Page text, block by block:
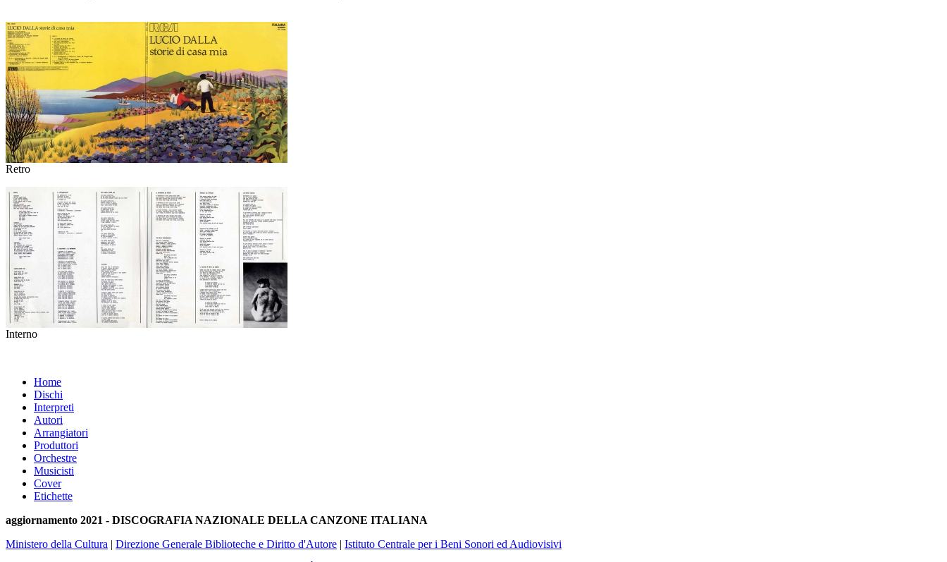
Retro
Interno
Home
Dischi
Interpreti
Autori
Arrangiatori
Produttori
Orchestre
Musicisti
Cover
Etichette
aggiornamento 2021 - DISCOGRAFIA NAZIONALE DELLA CANZONE ITALIANA
Ministero della Cultura | Direzione Generale Biblioteche e Diritto d'Autore | Istituto Centrale per i Beni Sonori ed Audiovisivi